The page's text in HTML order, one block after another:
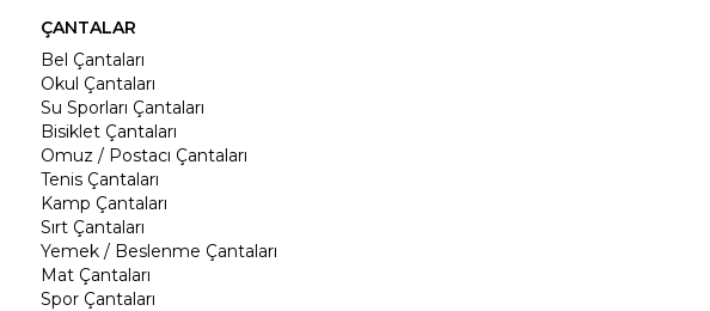
ÇANTALAR
Bel Çantaları
Okul Çantaları
Su Sporları Çantaları
Bisiklet Çantaları
Omuz / Postacı Çantaları
Tenis Çantaları
Kamp Çantaları
Sırt Çantaları
Yemek / Beslenme Çantaları
Mat Çantaları
Spor Çantaları